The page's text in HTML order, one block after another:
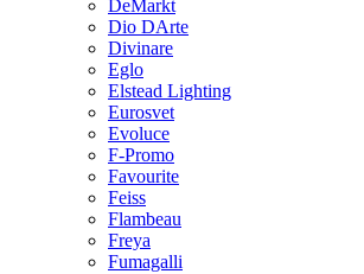
DeMarkt
Dio DArte
Divinare
Eglo
Elstead Lighting
Eurosvet
Evoluce
F-Promo
Favourite
Feiss
Flambeau
Freya
Fumagalli